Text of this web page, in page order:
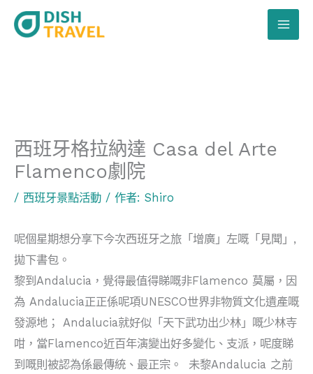
西班牙格拉納達 Casa del Arte
Flamenco劇院
/ 西班牙景點活動 / 作者: Shiro
呢個星期想分享下今次西班牙之旅「增廣」左嘅「見聞」,
拋下書包。
黎到Andalucia，覺得最值得睇嘅非Flamenco 莫屬，因
為 Andalucia正正係呢項UNESCO世界非物質文化遺產嘅
發源地； Andalucia就好似「天下武功出少林」嘅少林寺
咁，當Flamenco近百年演變出好多變化、支派，呢度睇
到嘅則被認為係最傳統、最正宗。 未黎Andalucia 之前